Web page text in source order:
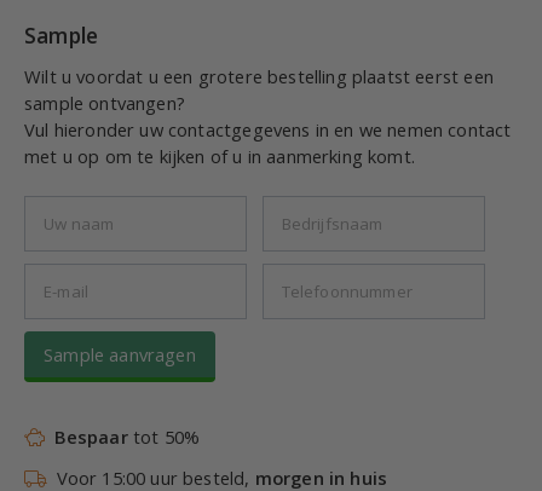
Sample
Wilt u voordat u een grotere bestelling plaatst eerst een
sample ontvangen?
Vul hieronder uw contactgegevens in en we nemen contact
met u op om te kijken of u in aanmerking komt.
Sample aanvragen
Bespaartot 50%
Voor 15:00 uur besteld, morgen in huis